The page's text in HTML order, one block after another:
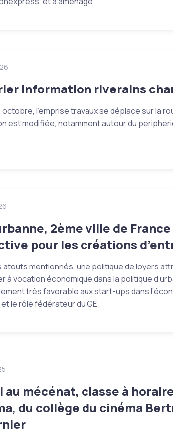
Information riverains
octobre, l’emprise travaux se déplace sur la
est modifiée, notamment autour du
2ème ville de France
pour les créations
atouts mentionnés, une politique de loyers
à vocation économique dans la politique
très favorable aux start-ups dans
le rôle fédérateur du GE
au mécénat, classe à
du collège du cinéma